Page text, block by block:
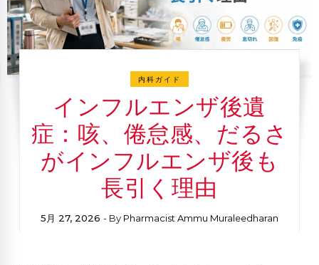
内科ガイド
インフルエンザ後遺
症：咳、倦怠感、だるさ
がインフルエンザ後も
長引く理由
5月 27, 2026 - By Pharmacist Ammu Muraleedharan